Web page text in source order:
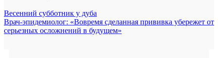
Весенний субботник у дуба
Врач-эпидемиолог: «Вовремя сделанная прививка убережет от
серьезных осложнений в будущем»